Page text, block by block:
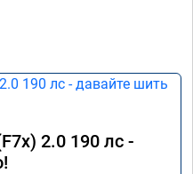
2.0 190 лс -